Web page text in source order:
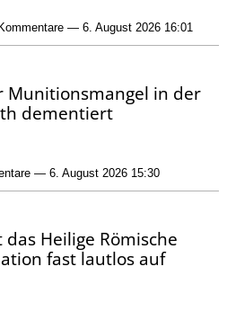
Kommentare — 6. August 2026 16:01
Munitionsmangel in der
dementiert
— 6. August 2026 15:30
das Heilige Römische
fast lautlos auf